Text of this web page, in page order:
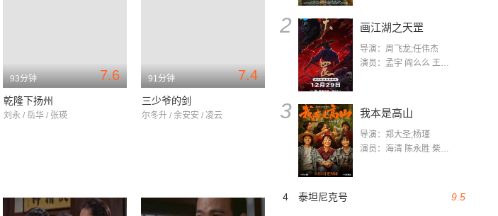
2 画江湖之天罡
导演：周飞龙;任伟杰
演员：孟宇 阎么么 王凯 郭政建 阎萌萌 杨默 高枫 齐斯伽 刘芊含 马程
3 我本是高山
导演：郑大圣;杨瑾
演员：海清 陈永胜 柴烨 王玥婷 万国鹏 美朵达瓦 赵瑞婷 罗解艳 郭莉娜 潘家艳
9.5
4 泰坦尼克号
7.6
93分钟
乾隆下扬州
刘永 / 岳华 / 张瑛
7.4
91分钟
三少爷的剑
尔冬升 / 余安安 / 凌云